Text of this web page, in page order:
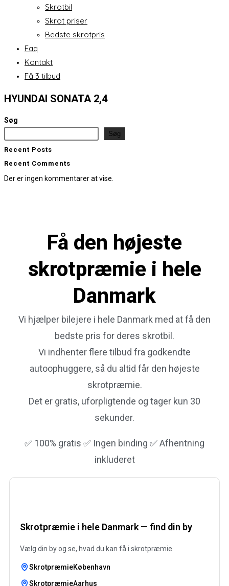
Skrotbil
Skrot priser
Bedste skrotpris
Faq
Kontakt
Få 3 tilbud
HYUNDAI SONATA 2,4
Søg
Søg
Recent Posts
Recent Comments
Der er ingen kommentarer at vise.
Få den højeste
skrotpræmie i hele
Danmark
Vi hjælper bilejere i hele Danmark med at få den
bedste pris for deres skrotbil.
Vi indhenter flere tilbud fra godkendte
autoophuggere, så du altid får den højeste
skrotpræmie.
Det er gratis, uforpligtende og tager kun 30
sekunder.
✅ 100% gratis ✅ Ingen binding ✅ Afhentning
inkluderet
Skrotpræmie i hele Danmark — find din by
Vælg din by og se, hvad du kan få i skrotpræmie.
SkrotpræmieKøbenhavn
SkrotpræmieAarhus